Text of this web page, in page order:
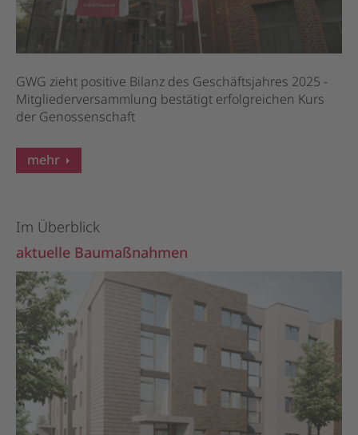
GWG zieht positive Bilanz des Geschäftsjahres 2025 -
Mitgliederversammlung bestätigt erfolgreichen Kurs
der Genossenschaft
mehr
Im Überblick
aktuelle Baumaßnahmen